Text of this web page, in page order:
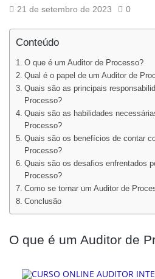
21 de setembro de 2023 0
Conteúdo
O que é um Auditor de Processo?
Qual é o papel de um Auditor de
Quais são as principais
Processo?
Quais são as habilidades
Processo?
Quais são os benefícios de contar
Processo?
Quais são os desafios enfrentados
Processo?
Como se tornar um Auditor de
Conclusão
O que é um Auditor de